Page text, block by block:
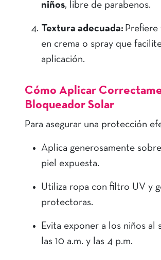
niños, libre de parabenos.
Textura adecuada:
en crema o spray que
aplicación.
Cómo Aplicar
Bloqueador Solar
Para asegurar una protección
Aplica generosamente
piel expuesta.
Utiliza ropa con filtro UV y
protectoras.
Evita exponer a los niños al
las 10 a.m. y las 4 p.m.